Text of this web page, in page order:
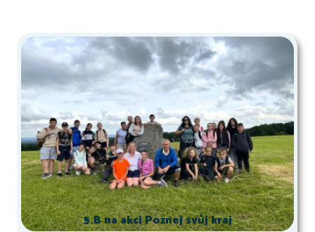
5.B na akci Poznej svůj kraj